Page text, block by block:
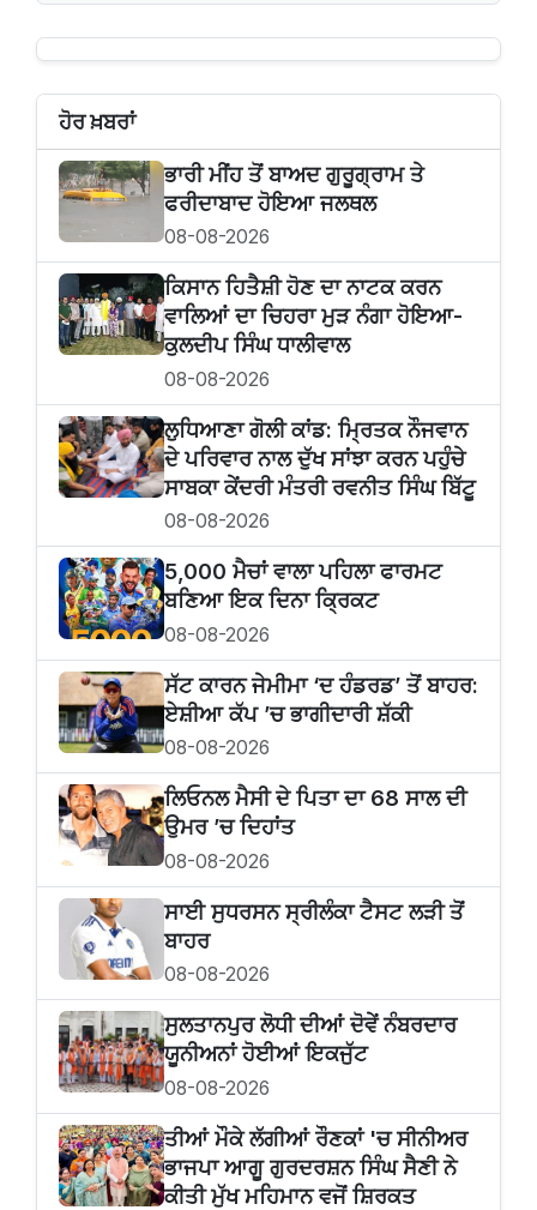
ਹੋਰ ਖ਼ਬਰਾਂ
ਭਾਰੀ ਮੀਂਹ ਤੋਂ ਬਾਅਦ ਗੁਰੂਗ੍ਰਾਮ ਤੇ
ਫਰੀਦਾਬਾਦ ਹੋਇਆ ਜਲਥਲ
08-08-2026
ਕਿਸਾਨ ਹਿਤੈਸ਼ੀ ਹੋਣ ਦਾ ਨਾਟਕ ਕਰਨ
ਵਾਲਿਆਂ ਦਾ ਚਿਹਰਾ ਮੁੜ ਨੰਗਾ ਹੋਇਆ-
ਕੁਲਦੀਪ ਸਿੰਘ ਧਾਲੀਵਾਲ
08-08-2026
ਲੁਧਿਆਣਾ ਗੋਲੀ ਕਾਂਡ: ਮ੍ਰਿਤਕ ਨੌਜਵਾਨ
ਦੇ ਪਰਿਵਾਰ ਨਾਲ ਦੁੱਖ ਸਾਂਝਾ ਕਰਨ ਪਹੁੰਚੇ
ਸਾਬਕਾ ਕੇਂਦਰੀ ਮੰਤਰੀ ਰਵਨੀਤ ਸਿੰਘ ਬਿੱਟੂ
08-08-2026
5,000 ਮੈਚਾਂ ਵਾਲਾ ਪਹਿਲਾ ਫਾਰਮਟ
ਬਣਿਆ ਇਕ ਦਿਨਾ ਕ੍ਰਿਕਟ
08-08-2026
ਸੱਟ ਕਾਰਨ ਜੇਮੀਮਾ ‘ਦ ਹੰਡਰਡ’ ਤੋਂ ਬਾਹਰ:
ਏਸ਼ੀਆ ਕੱਪ ’ਚ ਭਾਗੀਦਾਰੀ ਸ਼ੱਕੀ
08-08-2026
ਲਿਓਨਲ ਮੈਸੀ ਦੇ ਪਿਤਾ ਦਾ 68 ਸਾਲ ਦੀ
ਉਮਰ ’ਚ ਦਿਹਾਂਤ
08-08-2026
ਸਾਈ ਸੁਧਰਸਨ ਸ੍ਰੀਲੰਕਾ ਟੈਸਟ ਲੜੀ ਤੋਂ
ਬਾਹਰ
08-08-2026
ਸੁਲਤਾਨਪੁਰ ਲੋਧੀ ਦੀਆਂ ਦੋਵੇਂ ਨੰਬਰਦਾਰ
ਯੂਨੀਅਨਾਂ ਹੋਈਆਂ ਇਕਜੁੱਟ
08-08-2026
ਤੀਆਂ ਮੌਕੇ ਲੱਗੀਆਂ ਰੌਣਕਾਂ 'ਚ ਸੀਨੀਅਰ
ਭਾਜਪਾ ਆਗੂ ਗੁਰਦਰਸ਼ਨ ਸਿੰਘ ਸੈਣੀ ਨੇ
ਕੀਤੀ ਮੁੱਖ ਮਹਿਮਾਨ ਵਜੋਂ ਸ਼ਿਰਕਤ